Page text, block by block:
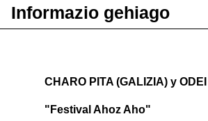
Informazio gehiago
CHARO PITA (GALIZIA) y ODEI
"Festival Ahoz Aho"